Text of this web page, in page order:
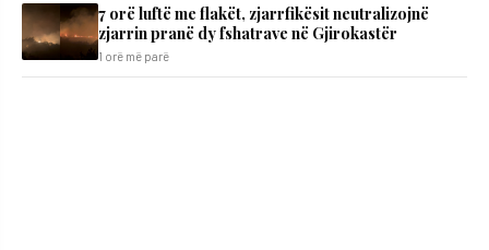
7 orë luftë me flakët, zjarrfikësit neutralizojnë
zjarrin pranë dy fshatrave në Gjirokastër
1 orë më parë